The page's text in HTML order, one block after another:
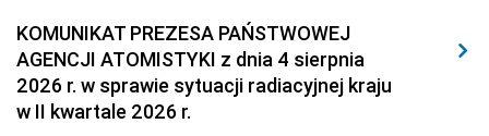
2011 2010 2009
2008 2007 2006
2005
KOMUNIKAT PREZESA PAŃSTWOWEJ
AGENCJI ATOMISTYKI z dnia 4 sierpnia
2026 r. w sprawie sytuacji radiacyjnej kraju
w II kwartale 2026 r.